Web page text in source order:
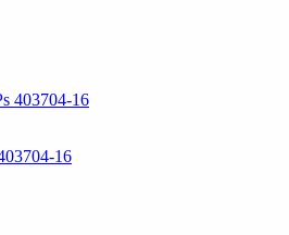
16